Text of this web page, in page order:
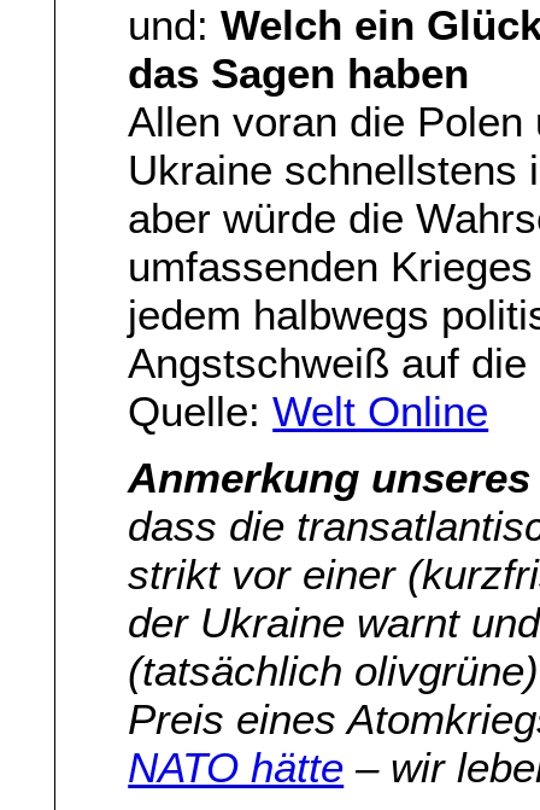
und:Welch ein
das Sagen haben
Allen voran die
Ukraine schnellstens
aber würde die
umfassenden
jedem halbwegs
Angstschweiß auf
Quelle:Welt Online
Anmerkung
dass die
strikt vor einer
der Ukraine warnt
(tatsächlich
Preis eines
NATO hätte – wir